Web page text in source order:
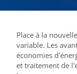
Place à la
variable. Les
économies
et traitement de